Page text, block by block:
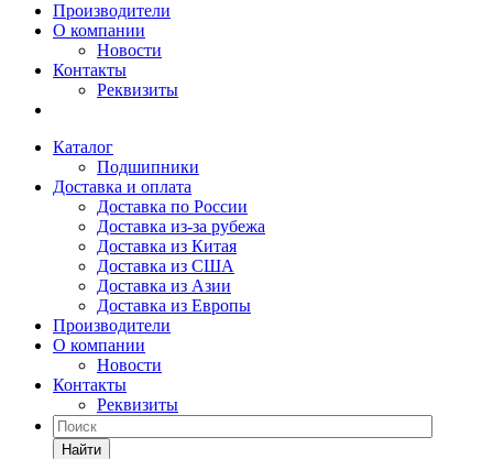
Производители
О компании
Новости
Контакты
Реквизиты
Каталог
Подшипники
Доставка и оплата
Доставка по России
Доставка из-за рубежа
Доставка из Китая
Доставка из США
Доставка из Азии
Доставка из Европы
Производители
О компании
Новости
Контакты
Реквизиты
Найти